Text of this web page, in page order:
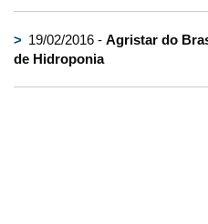
> 19/02/2016 - Agristar do
de Hidroponia